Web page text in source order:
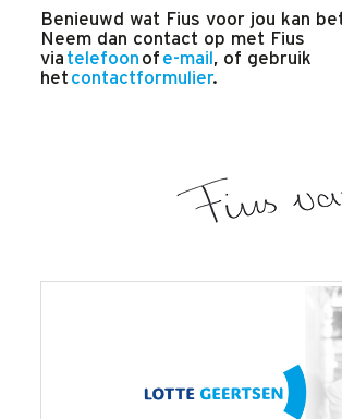
Benieuwd wat Fius voor jou kan
Neem dan contact op met Fius
via telefoon of e-mail , of gebruik
het contactformulier.